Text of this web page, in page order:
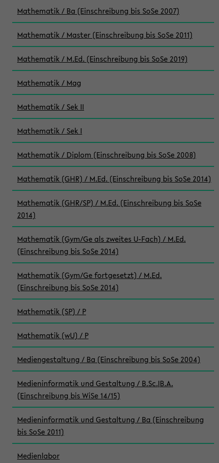
Mathematik / Ba (Einschreibung bis SoSe 2007)
Mathematik / Master (Einschreibung bis SoSe 2011)
Mathematik / M.Ed. (Einschreibung bis SoSe 2019)
Mathematik / Mag
Mathematik / Sek II
Mathematik / Sek I
Mathematik / Diplom (Einschreibung bis SoSe 2008)
Mathematik (GHR) / M.Ed. (Einschreibung bis SoSe 2014)
Mathematik (GHR/SP) / M.Ed. (Einschreibung bis SoSe
2014)
Mathematik (Gym/Ge als zweites U-Fach) / M.Ed.
(Einschreibung bis SoSe 2014)
Mathematik (Gym/Ge fortgesetzt) / M.Ed.
(Einschreibung bis SoSe 2014)
Mathematik (SP) / P
Mathematik (wU) / P
Mediengestaltung / Ba (Einschreibung bis SoSe 2004)
Medieninformatik und Gestaltung / B.Sc.|B.A.
(Einschreibung bis WiSe 14/15)
Medieninformatik und Gestaltung / Ba (Einschreibung
bis SoSe 2011)
Medienlabor